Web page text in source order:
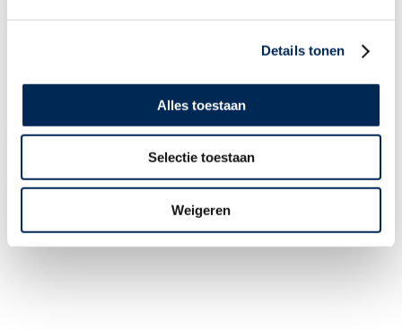
Details tonen
Alles toestaan
Selectie toestaan
Weigeren
MEER WETEN
Praktische
landeninformatie
CONTACT
INFO@INTERFISC.BE
LOGIN PORTAL